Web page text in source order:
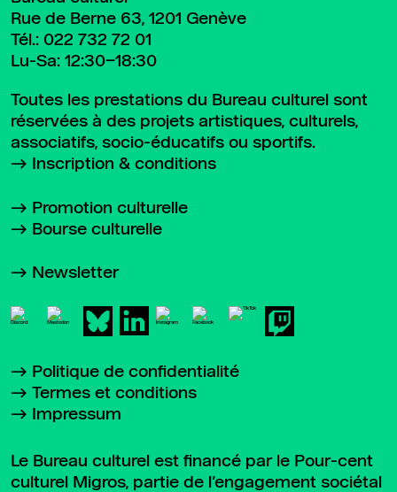
Rue de Berne 63, 1201 Genève
Tél.: 022 732 72 01
Lu-Sa: 12:30–18:30
Toutes les prestations du Bureau culturel sont
réservées à des projets artistiques, culturels,
associatifs, socio-éducatifs ou sportifs.
Inscription & conditions
Promotion culturelle
Bourse culturelle
Newsletter
Politique de confidentialité
Termes et conditions
Impressum
Le Bureau culturel est financé par le Pour-cent
culturel Migros, partie de l’engagement sociétal